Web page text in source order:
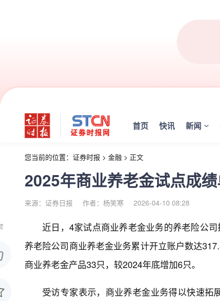
首页 快讯 新闻
您当前的位置： 证券时报 > 金融 > 正文
2025年商业养老金试点成
来源：证券日报 作者：杨笑寒 2026-04-10 08:28
近日，4家试点商业养老金业务的养老险公
养老险公司商业养老金业务累计开立账户数达
商业养老金产品33只，较2024年底增加6只。
受访专家表示，商业养老金业务得以快速